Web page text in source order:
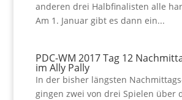
anderen drei Halbfinalisten alle
Am 1. Januar gibt es dann ein...
PDC-WM 2017 Tag 12
im Ally Pally
In der bisher längsten
gingen zwei von drei Spielen über